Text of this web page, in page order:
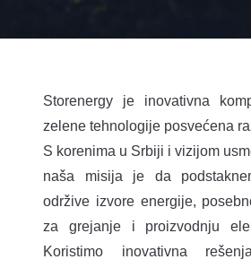
Storenergy je inovativna
zelene tehnologije posvećena
S korenima u Srbiji i vizijom
naša misija je da
održive izvore energije,
za grejanje i proizvodnju
Koristimo inovativna